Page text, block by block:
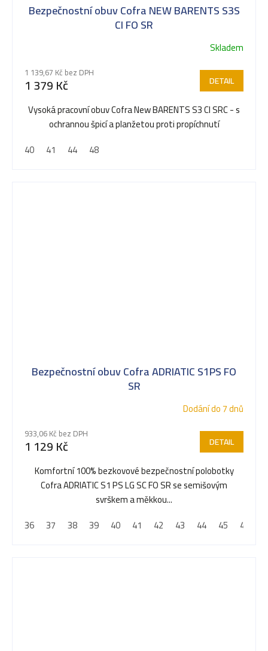
Bezpečnostní obuv Cofra NEW BARENTS S3S
CI FO SR
Skladem
1 139,67 Kč bez DPH
1 379 Kč DETAIL
Vysoká pracovní obuv Cofra New BARENTS S3 CI SRC - s
ochrannou špicí a planžetou proti propíchnutí
40
41 44 48
Bezpečnostní obuv Cofra ADRIATIC S1PS FO
SR
Dodání do 7 dnů
933,06 Kč bez DPH
1 129 Kč DETAIL
Komfortní 100% bezkovové bezpečnostní polobotky
Cofra ADRIATIC S1 PS LG SC FO SR se semišovým
svrškem a měkkou...
36
37 38 39 40 41 42 43 44 45 46